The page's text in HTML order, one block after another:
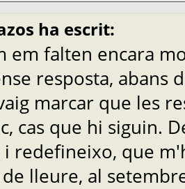
ha escrit:
em falten encara
resposta, abans
marcar que les
cas que hi siguin.
redefineixo, que
lleure, al